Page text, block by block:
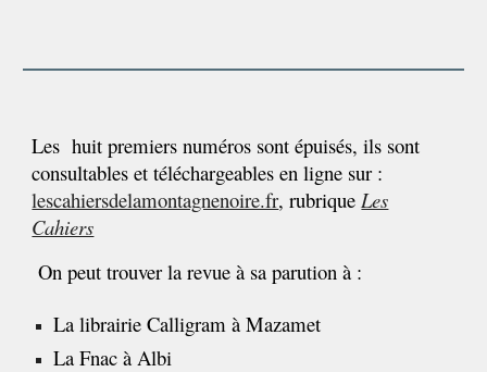
Leshuit premiers numéros sont épuisés, ils sont
consultables et téléchargeables en ligne sur :
lescahiersdelamontagnenoire.fr, rubriqueLes
Cahiers
On peut trouver la revueà sa parution à :
La librairie Calligram à Mazamet
La Fnac à Albi